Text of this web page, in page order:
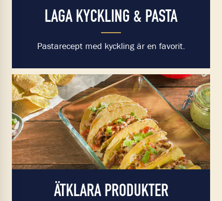
LAGA KYCKLING & PASTA
Pastarecept med kyckling är en favorit.
ÄTKLARA PRODUKTER